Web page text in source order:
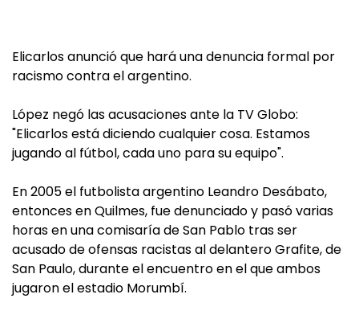
Elicarlos anunció que hará una denuncia formal por
racismo contra el argentino.
López negó las acusaciones ante la TV Globo:
"Elicarlos está diciendo cualquier cosa. Estamos
jugando al fútbol, cada uno para su equipo".
En 2005 el futbolista argentino Leandro Desábato,
entonces en Quilmes, fue denunciado y pasó varias
horas en una comisaría de San Pablo tras ser
acusado de ofensas racistas al delantero Grafite, de
San Paulo, durante el encuentro en el que ambos
jugaron el estadio Morumbí.